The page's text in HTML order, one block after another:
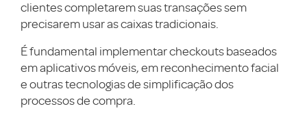
clientes completarem suas transações sem
precisarem usar as caixas tradicionais.
É fundamental implementar checkouts baseados
em aplicativos móveis, em reconhecimento facial
e outras tecnologias de simplificação dos
processos de compra.